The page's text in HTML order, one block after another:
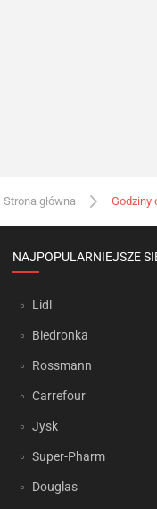
Strona główna Godziny
NAJPOPULARNIEJSZE
Lidl
Biedronka
Rossmann
Carrefour
Jysk
Super-Pharm
Douglas